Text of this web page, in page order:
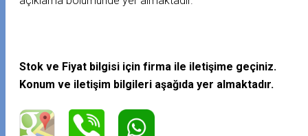
Stok ve Fiyat bilgisi için firma ile iletişime geçiniz.
Konum ve iletişim bilgileri aşağıda yer almaktadır.